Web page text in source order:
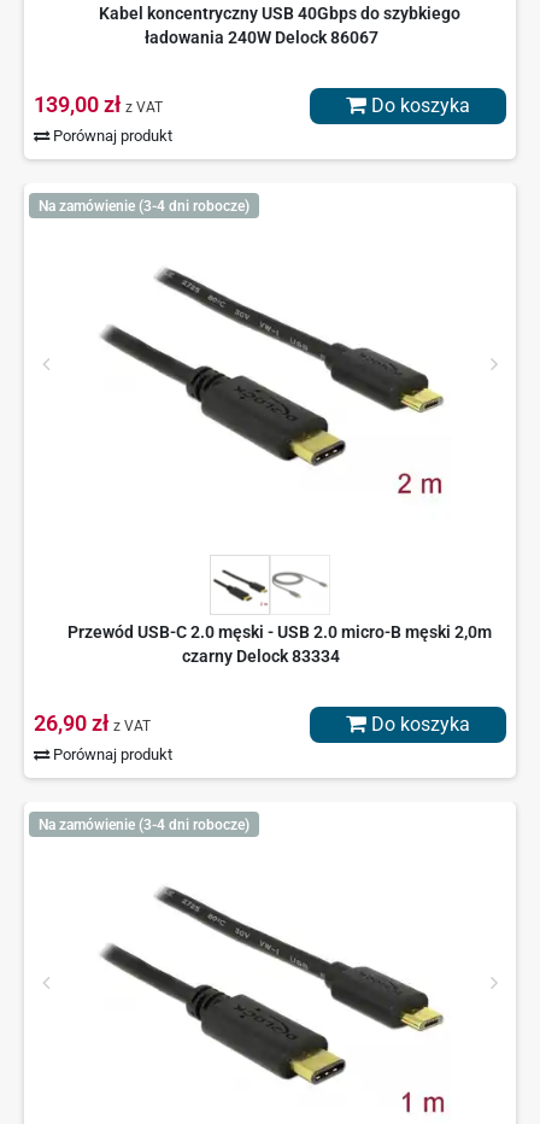
Kabel koncentryczny USB 40Gbps do szybkiego
ładowania 240W Delock 86067
139,00 zł z VAT
Porównaj produkt
Do koszyka
Na zamówienie (3-4 dni robocze)
Przewód USB-C 2.0 męski - USB 2.0 micro-B męski 2,0m
czarny Delock 83334
26,90 zł z VAT
Porównaj produkt
Do koszyka
Na zamówienie (3-4 dni robocze)